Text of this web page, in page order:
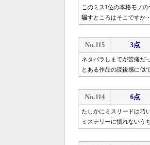
このミス1位の本格モノの
騙すところはそこですか
No.115 3点
ネタバラしまでが苦痛だ
とある作品の読後感に似
No.114 6点
たしかにミスリードは巧
ミステリーに慣れないう